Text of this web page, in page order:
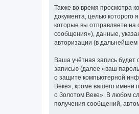
Также во время просмотра
документа, целью
которые вы отправляете
сообщения»), данные,
авторизации (в
Ваша учётная запись
записью (далее «ваш
о защите компьютерной
Веке», кроме вашего имени
о Золотом Веке». В любом
получения сообщений,